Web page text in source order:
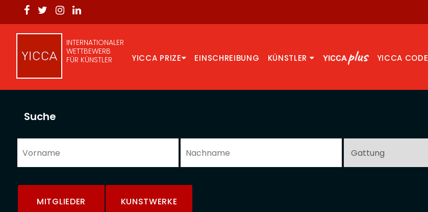
INTERNATIONALER
WETTBEWERB
FÜR KÜNSTLER
YICCA PRIZE EINSCHREIBUNG KÜNSTLER YICCA CODE
Suche
MITGLIEDER KUNSTWERKE